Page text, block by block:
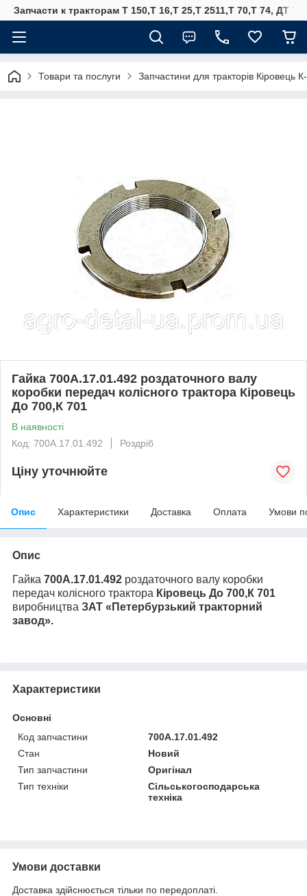
Запчасти к тракторам Т 150,Т 16,Т 25,Т 2511,Т 70,Т 74, ДТ
Товари та послуги Запчастини для тракторів Кіровець
Гайка 700А.17.01.492 роздаточного валу
коробки передач колісного трактора Кіровець
До 700,К 701
В наявності
Код: 700А.17.01.492
Роздріб
Ціну уточнюйте
Опис Характеристики Доставка Оплата Умови
Опис
Гайка 700А.17.01.492 роздаточного валу коробки
передач колісного трактора Кіровець До 700,К 701
виробництва ЗАТ «Петербурзький тракторний
завод».
Характеристики
Основні
Код запчастини
700А.17.01.492
Стан
Новий
Тип запчастини
Оригінал
Тип техніки
Сільськогосподарська
техніка
Умови доставки
Доставка здійснюється тільки по передоплаті.